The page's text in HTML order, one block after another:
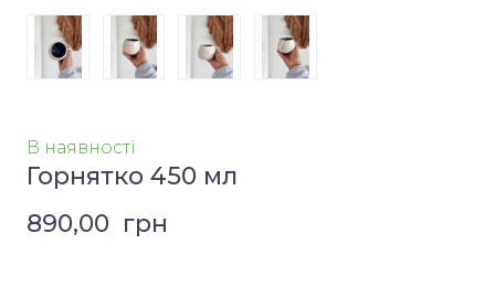
В наявності
Горнятко 450 мл
890,00  грн